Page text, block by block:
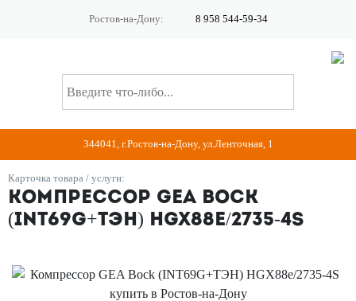
Ростов-на-Дону: 8 958 544-59-34
344041, г.Ростов-на-Дону, ул.Ленточная, 1
Карточка товара / услуги:
Компрессор GEA Bock
(INT69G+ТЭН) HGX88e/2735-4S